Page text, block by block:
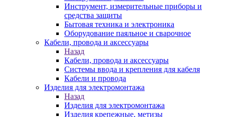
Инструмент, измерительные приборы и
средства защиты
Бытовая техника и электроника
Оборудование паяльное и сварочное
Кабели, провода и аксессуары
Назад
Кабели, провода и аксессуары
Системы ввода и крепления для кабеля
Кабели и провода
Изделия для электромонтажа
Назад
Изделия для электромонтажа
Изделия крепежные, метизы